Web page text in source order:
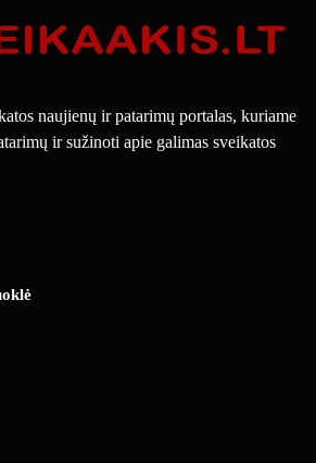
naujienų ir patarimų portalas, kuriame
ir sužinoti apie galimas sveikatos